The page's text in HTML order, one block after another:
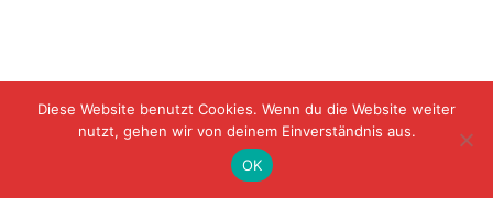
Freiwillige Feuerwehr Windeck Mit Stolz präsentiert von
undBam
Diese Website benutzt Cookies. Wenn du die Website weiter
nutzt, gehen wir von deinem Einverständnis aus.
OK